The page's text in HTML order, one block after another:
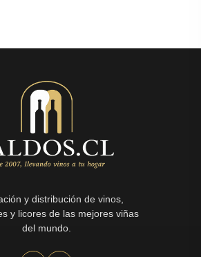
y distribución de vinos,
y licores de las mejores viñas
del mundo.